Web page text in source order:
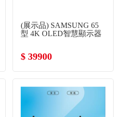
(展示品) SAMSUNG 65
型 4K OLED智慧顯示器
$ 39900